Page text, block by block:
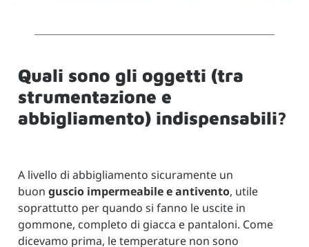
Quali sono gli oggetti (tra
strumentazione e
abbigliamento) indispensabili?
A livello di abbigliamento sicuramente un
buon guscio impermeabile e antivento, utile
soprattutto per quando si fanno le uscite in
gommone, completo di giacca e pantaloni. Come
dicevamo prima, le temperature non sono